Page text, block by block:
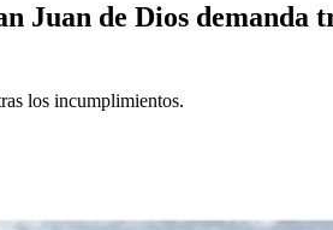
Juan de Dios demanda
los incumplimientos.